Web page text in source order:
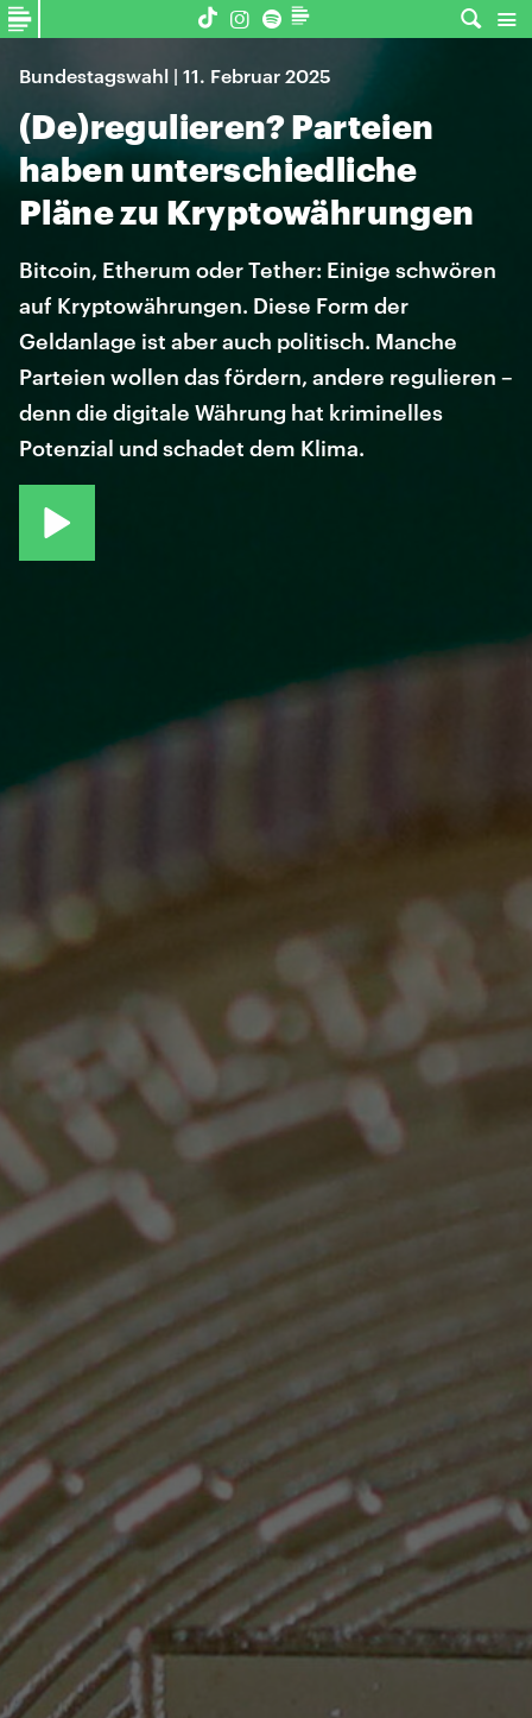
Bundestagswahl | 11. Februar 2025
(De)regulieren? Parteien
haben unterschiedliche
Pläne zu Kryptowährungen
Bitcoin, Etherum oder Tether: Einige schwören
auf Kryptowährungen. Diese Form der
Geldanlage ist aber auch politisch. Manche
Parteien wollen das fördern, andere regulieren –
denn die digitale Währung hat kriminelles
Potenzial und schadet dem Klima.